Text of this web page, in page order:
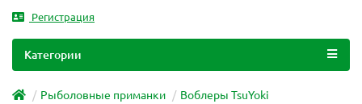
Регистрация
Категории
Рыболовные приманки
Воблеры TsuYoki